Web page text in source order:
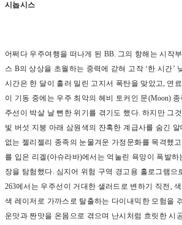
시놉시스
어쩌다 우주여행을 떠나게 된 BB. 그의 항해는 시작
스 B의 상상을 초월하는 중력에 갇혀 고작 ‘한 시간’
시간은 한 달이 흘러 밀린 고지서 폭탄을 맞았고, 연
이 기동 중에는 우주 최악의 헤비 토커인 문(Moon)
주선이 박살 날 뻔한 위기를 겪기도 했다. 하지만 그
빛 버섯 지붕 아래 삼원색의 잔혹한 계급사를 숨긴 알
없는 젤리젤리 종족의 눈물겨운 가정문화를 목격했고
를 입은 리겔(아슈라바)에서는 억눌린 욕망이 폭발하
장을 탐험했다. 심지어 위험 구역 경고용 홀로그램으
263에서는 우주선이 거대한 샐러드로 변하기 직전 ,
색 레이저로 가까스로 탈출하는 다이내믹한 모험을
운맛과 짠맛을 온몸으로 겪으며 난시처럼 흐릿한 시